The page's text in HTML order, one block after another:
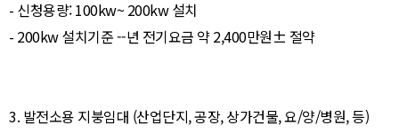
- 신청용량: 100kw~ 200kw 설치
- 200kw 설치기준 --년 전기요금 약 2,400만원± 절약
3. 발전소용 지붕임대 (산업단지, 공장, 상가건물, 요/양/병원, 등)